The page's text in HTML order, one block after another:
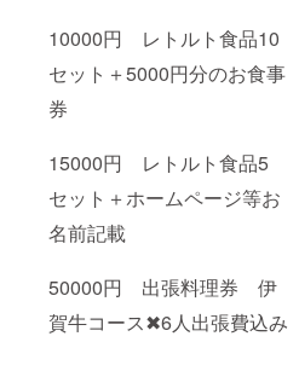
10000円 レトルト食品10
セット＋5000円分のお食事
券
15000円 レトルト食品5
セット＋ホームページ等お
名前記載
50000円 出張料理券 伊
賀牛コース✖︎6人出張費込み